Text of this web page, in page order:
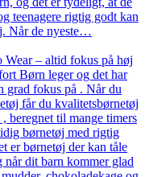
teenagere rigtig godt kan
Når de nyeste…
Wear – altid fokus på høj
Børn leger og det har
grad fokus på . Når du
får du kvalitetsbørnetøj
beregnet til mange timers
børnetøj med rigtig
er børnetøj der kan tåle
når dit barn kommer glad